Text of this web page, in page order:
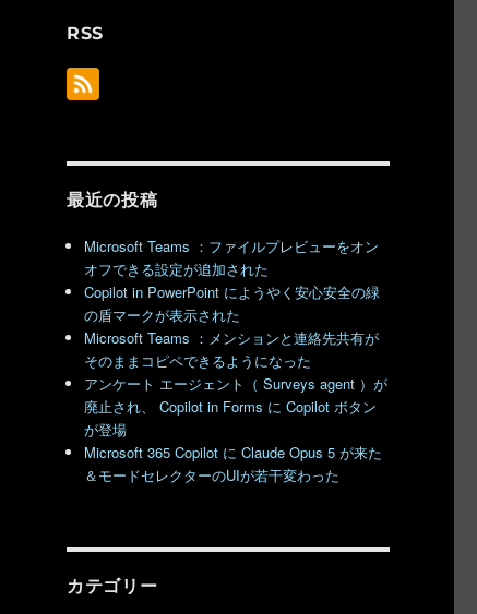
RSS
最近の投稿
Microsoft Teams ：ファイルプレビューをオン
オフできる設定が追加された
Copilot in PowerPoint にようやく安心安全の緑
の盾マークが表示された
Microsoft Teams ：メンションと連絡先共有が
そのままコピペできるようになった
アンケート エージェント（ Surveys agent ）が
廃止され、 Copilot in Forms に Copilot ボタン
が登場
Microsoft 365 Copilot に Claude Opus 5 が来た
＆モードセレクターのUIが若干変わった
カテゴリー